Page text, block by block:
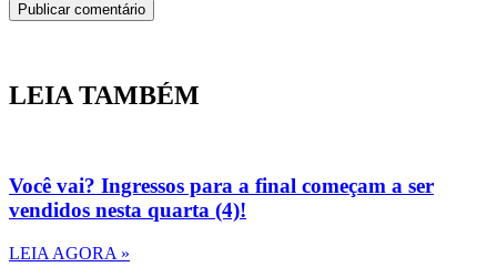
LEIA TAMBÉM
Você vai? Ingressos para a final começam a ser
vendidos nesta quarta (4)!
LEIA AGORA »